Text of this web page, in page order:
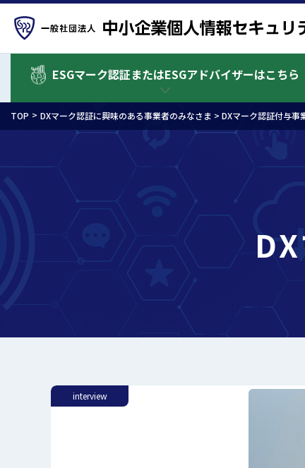
ESGマーク認証またはESGアドバイザーはこちら
TOP DXマーク認証に興味のある事業者のみなさま > DXマーク認証付与事
interview